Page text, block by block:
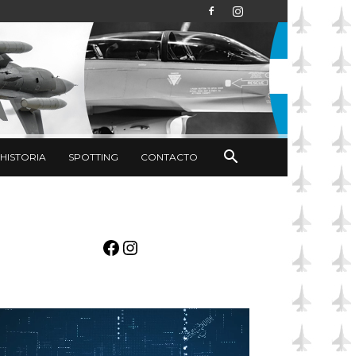
HISTORIA SPOTTING CONTACTO
Facebook
Instagram